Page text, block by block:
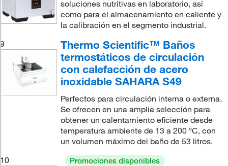
soluciones nutritivas en laboratorio, así
como para el almacenamiento en caliente y
la calibración en el segmento industrial.
9
Thermo Scientific™ Baños
termostáticos de circulación
con calefacción de acero
inoxidable SAHARA S49
Perfectos para circulación interna o externa.
Se ofrecen en una amplia selección para
obtener un calentamiento eficiente desde
temperatura ambiente de 13 a 200 °C, con
un volumen máximo del baño de 53 litros.
10
Promociones disponibles